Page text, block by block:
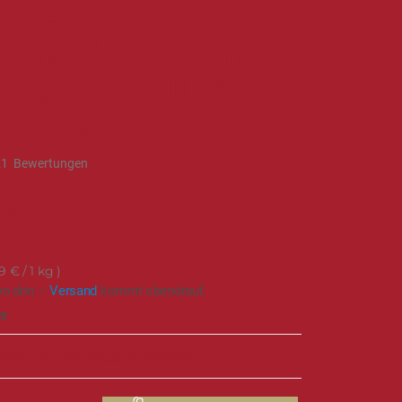
Bewertungen
€/ 1 kg
drin –Versand kommt obendrauf.